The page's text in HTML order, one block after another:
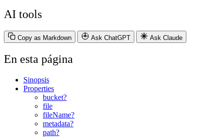
AI tools
Copy as Markdown Ask ChatGPT Ask Claude
En esta página
Sinopsis
Properties
bucket?
file
fileName?
metadata?
path?